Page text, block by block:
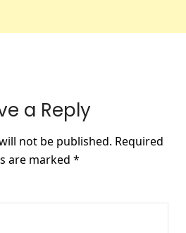
a Reply
not be published. Required
are marked *